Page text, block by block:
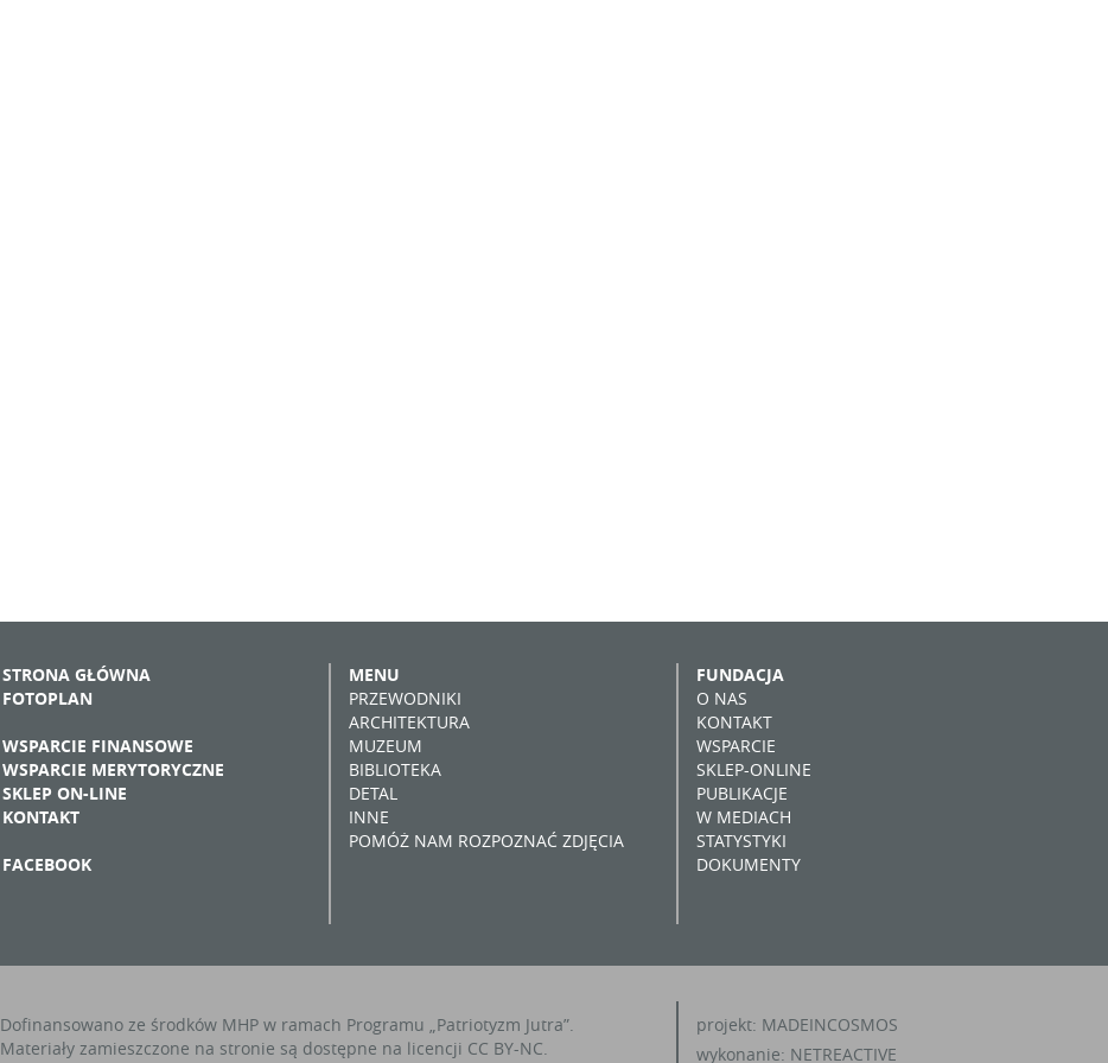
STRONA GŁÓWNA
FOTOPLAN
WSPARCIE FINANSOWE
WSPARCIE MERYTORYCZNE
SKLEP ON-LINE
KONTAKT
FACEBOOK
MENU
PRZEWODNIKI
ARCHITEKTURA
MUZEUM
BIBLIOTEKA
DETAL
INNE
POMÓŻ NAM ROZPOZNAĆ ZDJĘCIA
FUNDACJA
O NAS
KONTAKT
WSPARCIE
SKLEP-ONLINE
PUBLIKACJE
W MEDIACH
STATYSTYKI
DOKUMENTY
Dofinansowano ze środków MHP w ramach Programu „Patriotyzm Jutra”.
Materiały zamieszczone na stronie są dostępne na licencji CC BY-NC.
projekt: MADEINCOSMOS
wykonanie: NETREACTIVE